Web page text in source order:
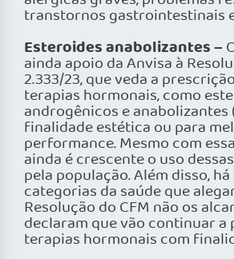
transtornos gastrointestinais
Esteroides anabolizantes –
ainda apoio da Anvisa à
2.333/23, que veda a
terapias hormonais, como
androgênicos e anabolizantes
finalidade estética ou para
performance. Mesmo com
ainda é crescente o uso
pela população. Além disso,
categorias da saúde que
Resolução do CFM não os
declaram que vão continuar a
terapias hormonais com